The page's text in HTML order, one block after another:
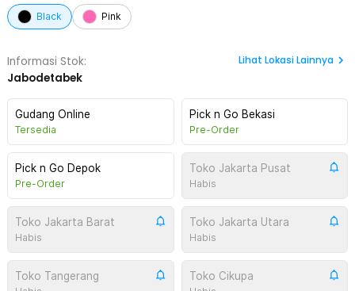
Black Pink
Informasi Stok:
Jabodetabek
Lihat Lokasi Lainnya
Gudang Online
Tersedia
Pick n Go Bekasi
Pre-Order
Pick n Go Depok
Pre-Order
Toko Jakarta Pusat
Habis
Toko Jakarta Barat
Habis
Toko Jakarta Utara
Habis
Toko Tangerang Toko Cikupa